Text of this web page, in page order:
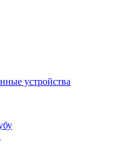
устройства